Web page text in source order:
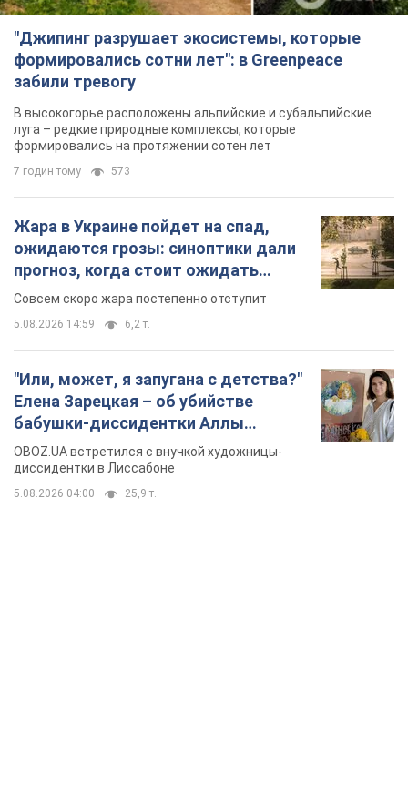
ожидаются грозы: синоптики дали
прогноз, когда стоит ожидать
изменения погоды
Совсем скоро жара постепенно отступит
5.08.2026 14:59 6,2 т.
"Или, может, я запугана с детства?"
Елена Зарецкая – об убийстве
бегстве в Португалию с пятью
детьми
диссидентки в Лиссабоне
5.08.2026 04:00 25,9 т.